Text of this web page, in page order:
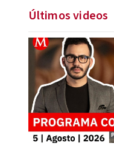
Últimos videos